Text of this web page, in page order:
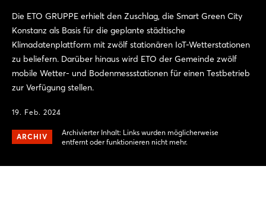
Die ETO GRUPPE erhielt den Zuschlag, die Smart Green City
Konstanz als Basis für die geplante städtische
Klimadatenplattform mit zwölf stationären IoT-Wetterstationen
zu beliefern. Darüber hinaus wird ETO der Gemeinde zwölf
mobile Wetter- und Bodenmessstationen für einen Testbetrieb
zur Verfügung stellen.
19. Feb. 2024
ARCHIV
Archivierter Inhalt: Links wurden möglicherweise
entfernt oder funktionieren nicht mehr.